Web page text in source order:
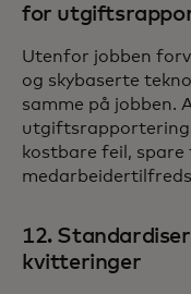
for
Utenfor jobben
og skybaserte
samme på jobben.
kostbare feil,
12.
kvitteringer